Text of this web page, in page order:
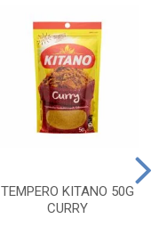
TEMPERO KITANO 50G
CURRY